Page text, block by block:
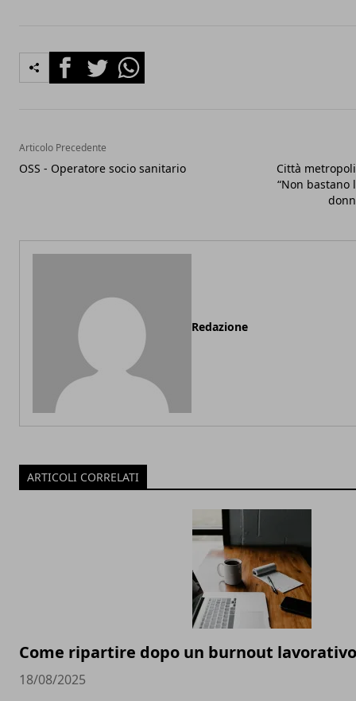
FacebookTwitterWhatsapp
Articolo Precedente
OSS - Operatore socio sanitario
Città
“Non bastano
Redazione
ARTICOLI CORRELATI
Come ripartire dopo un burnout
18/08/2025